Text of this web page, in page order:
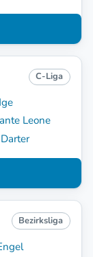
C-Liga
Leone
Bezirksliga